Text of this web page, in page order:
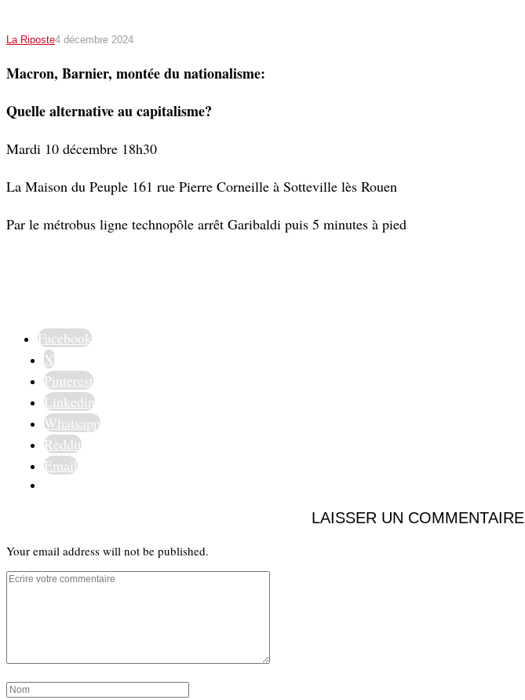
La Riposte4 décembre 2024
Macron, Barnier, montée du nationalisme:
Quelle alternative au capitalisme?
Mardi 10 décembre 18h30
La Maison du Peuple 161 rue Pierre Corneille à Sotteville lès Rouen
Par le métrobus ligne technopôle arrêt Garibaldi puis 5 minutes à pied
Facebook
X
Pinterest
Linkedin
Whatsapp
Reddit
Email
LAISSER UN COMMENTAIRE
Your email address will not be published.